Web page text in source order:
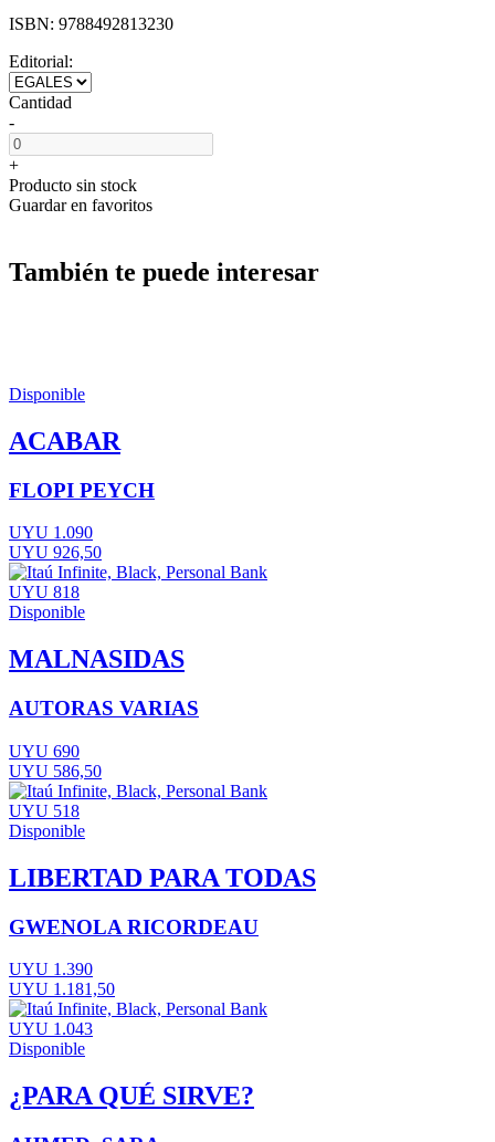
ISBN: 9788492813230
Editorial:
Cantidad
-
+
Producto sin stock
Guardar en favoritos
También te puede interesar
Disponible
ACABAR
FLOPI PEYCH
UYU 1.090
UYU 926,50
UYU 818
Disponible
MALNASIDAS
AUTORAS VARIAS
UYU 690
UYU 586,50
UYU 518
Disponible
LIBERTAD PARA TODAS
GWENOLA RICORDEAU
UYU 1.390
UYU 1.181,50
UYU 1.043
Disponible
¿PARA QUÉ SIRVE?